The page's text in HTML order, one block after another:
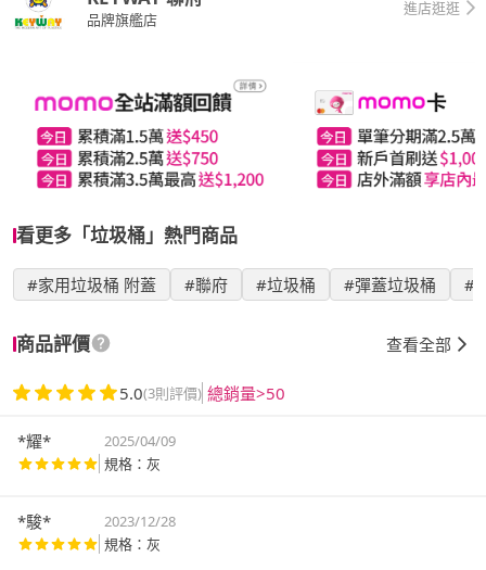
品牌旗艦店
進店逛逛
看更多「垃圾桶」熱門商品
#家用垃圾桶 附蓋 #聯府 #垃圾桶 #彈蓋垃圾桶 #
商品評價 查看全部
5.0(3則評價) 總銷量>50
*耀*
2025/04/09
規格：灰
*駿*
2023/12/28
規格：灰